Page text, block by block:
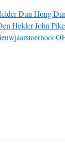
Dun Hong
HelderJohn